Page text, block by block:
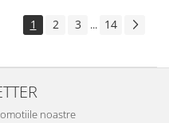
1 2 3 ... 14
noastre